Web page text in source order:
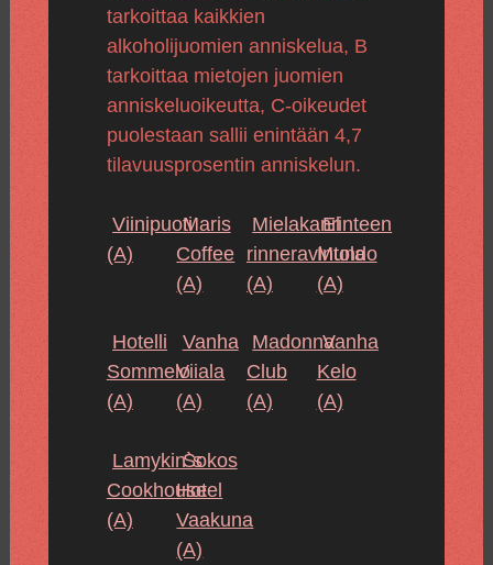
tarkoittaa kaikkien
alkoholijuomien anniskelua, B
tarkoittaa mietojen juomien
anniskeluoikeutta, C-oikeudet
puolestaan sallii enintään 4,7
tilavuusprosentin anniskelun.
Viinipuoti
(A)
Maris
Coffee
(A)
Mielakanrinteen
rinneravintola
(A)
El
Mundo
(A)
Hotelli
Sommelo
(A)
Vanha
Viiala
(A)
Madonna
Club
(A)
Vanha
Kelo
(A)
Lamykin`s
Cookhouse
(A)
Sokos
Hotel
Vaakuna
(A)